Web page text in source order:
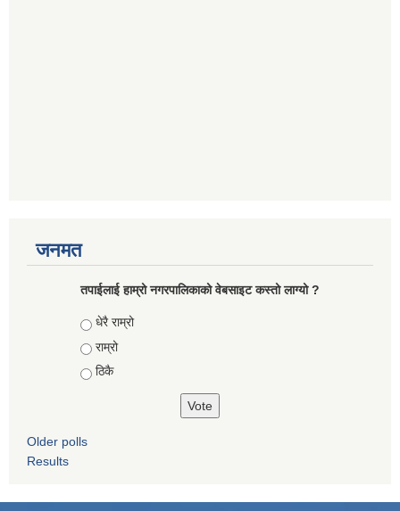
जनमत
तपाईलाई हाम्रो नगरपालिकाको वेबसाइट कस्तो लाग्यो ?
Choices
धेरै राम्रो
राम्रो
ठिकै
Older polls
Results